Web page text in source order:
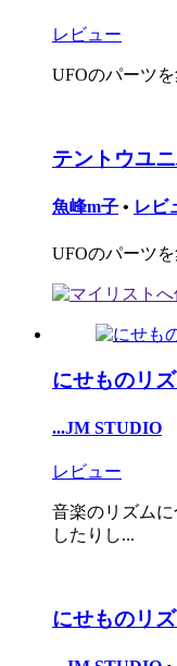
レビュー
UFOのパーツ
テントウユ
魚峰m子 • レビ
UFOのパーツ
にせものリ
...JM STUDIO
レビュー
音楽のリズム
したりし...
にせものリ